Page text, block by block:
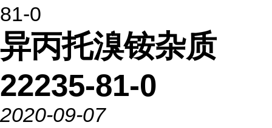
81-0
异丙托溴铵杂质
22235-81-0
2020-09-07